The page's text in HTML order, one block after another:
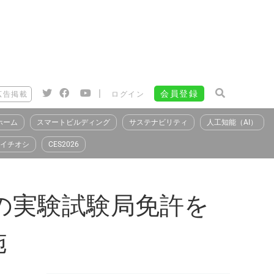
告掲載 | ログイン 会員登録
ーム スマートビルディング サステナビリティ 人工知能（AI）
イチオシ CES2026
験試験局免許を